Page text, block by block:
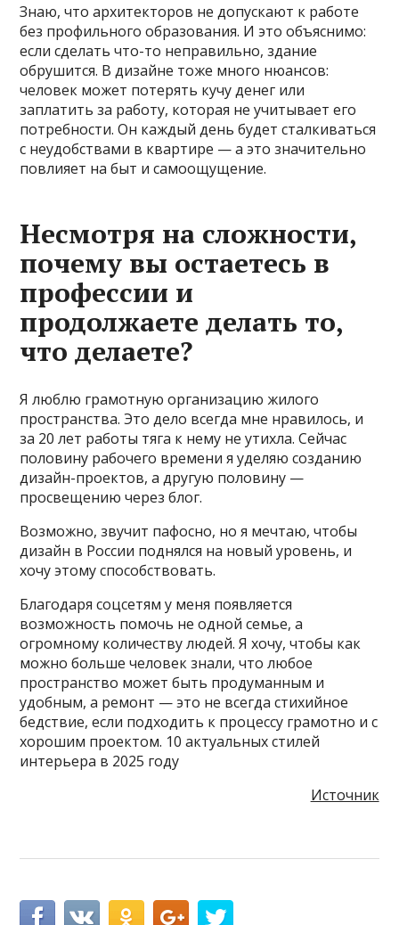
Знаю, что архитекторов не допускают к работе
без профильного образования. И это объяснимо:
если сделать что-то неправильно, здание
обрушится. В дизайне тоже много нюансов:
человек может потерять кучу денег или
заплатить за работу, которая не учитывает его
потребности. Он каждый день будет сталкиваться
с неудобствами в квартире — а это значительно
повлияет на быт и самоощущение.
Несмотря на сложности,
почему вы остаетесь в
профессии и
продолжаете делать то,
что делаете?
Я люблю грамотную организацию жилого
пространства. Это дело всегда мне нравилось, и
за 20 лет работы тяга к нему не утихла. Сейчас
половину рабочего времени я уделяю созданию
дизайн-проектов, а другую половину —
просвещению через блог.
Возможно, звучит пафосно, но я мечтаю, чтобы
дизайн в России поднялся на новый уровень, и
хочу этому способствовать.
Благодаря соцсетям у меня появляется
возможность помочь не одной семье, а
огромному количеству людей. Я хочу, чтобы как
можно больше человек знали, что любое
пространство может быть продуманным и
удобным, а ремонт — это не всегда стихийное
бедствие, если подходить к процессу грамотно и с
хорошим проектом. 10 актуальных стилей
интерьера в 2025 году
Источник